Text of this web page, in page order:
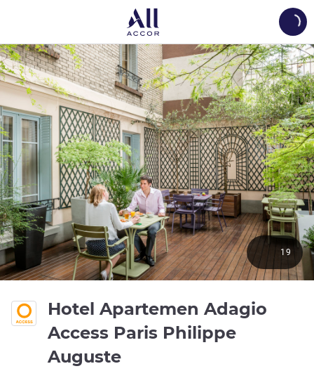
Hotel Apartemen Adagio
Access Paris Philippe
Auguste
19